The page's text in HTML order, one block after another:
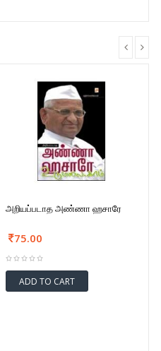
அறியப்படாத அண்ணா ஹசாரே
75.00
ADD TO CART